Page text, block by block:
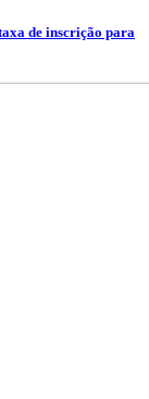
de inscrição para